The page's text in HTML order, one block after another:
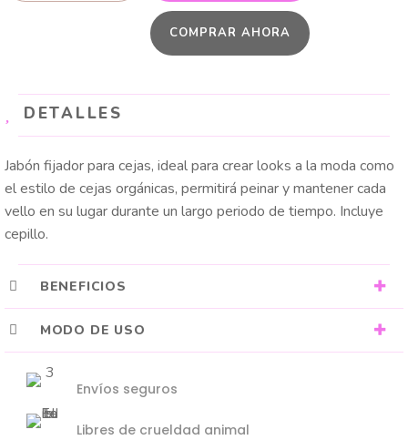
cantidad
COMPRAR AHORA
DETALLES
Jabón fijador para cejas, ideal para crear looks a la moda como
el estilo de cejas orgánicas, permitirá peinar y mantener cada
vello en su lugar durante un largo periodo de tiempo. Incluye
cepillo.
BENEFICIOS
MODO DE USO
Envíos seguros
Libres de crueldad animal